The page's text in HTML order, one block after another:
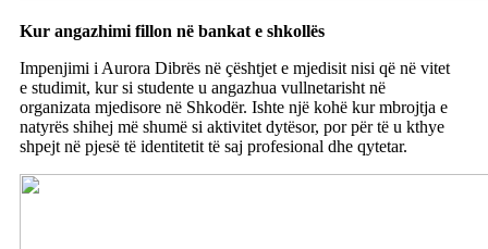
Kur angazhimi fillon në bankat e shkollës
Impenjimi i Aurora Dibrës në çështjet e mjedisit nisi që në vitet
e studimit, kur si studente u angazhua vullnetarisht në
organizata mjedisore në Shkodër. Ishte një kohë kur mbrojtja e
natyrës shihej më shumë si aktivitet dytësor, por për të u kthye
shpejt në pjesë të identitetit të saj profesional dhe qytetar.